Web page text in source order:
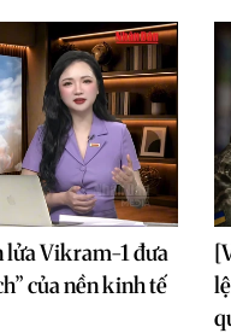
lửa Vikram-1 đưa
của nền kinh tế